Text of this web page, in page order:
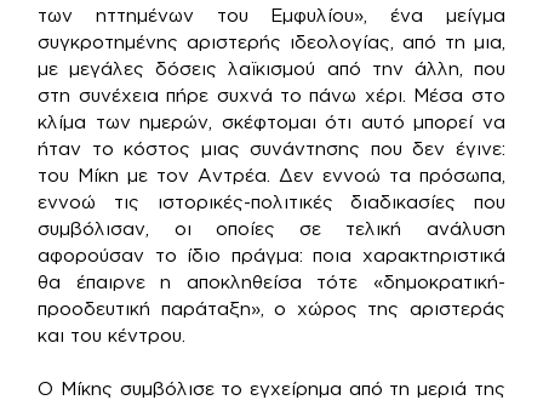
των ηττημένων του Εμφυλίου», ένα μείγμα
συγκροτημένης αριστερής ιδεολογίας, από τη μια,
με μεγάλες δόσεις λαϊκισμού από την άλλη, που
στη συνέχεια πήρε συχνά το πάνω χέρι. Μέσα στο
κλίμα των ημερών, σκέφτομαι ότι αυτό μπορεί να
ήταν το κόστος μιας συνάντησης που δεν έγινε:
του Μίκη με τον Αντρέα. Δεν εννοώ τα πρόσωπα,
εννοώ τις ιστορικές-πολιτικές διαδικασίες που
συμβόλισαν, οι οποίες σε τελική ανάλυση
αφορούσαν το ίδιο πράγμα: ποια χαρακτηριστικά
θα έπαιρνε η αποκληθείσα τότε «δημοκρατική-
προοδευτική παράταξη», ο χώρος της αριστεράς
και του κέντρου.
Ο Μίκης συμβόλισε το εγχείρημα από τη μεριά της